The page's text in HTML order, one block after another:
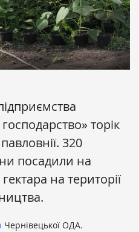
торік
320
посадили на
на території
Чернівецької ОДА.